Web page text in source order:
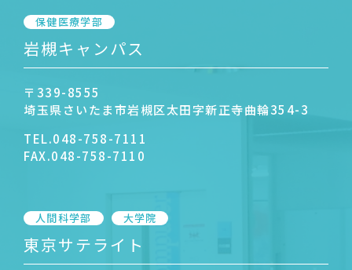
保健医療学部
岩槻キャンパス
〒339-8555
埼玉県さいたま市岩槻区太田字新正寺曲輪354-3
TEL.048-758-7111
FAX.048-758-7110
人間科学部 大学院
東京サテライト